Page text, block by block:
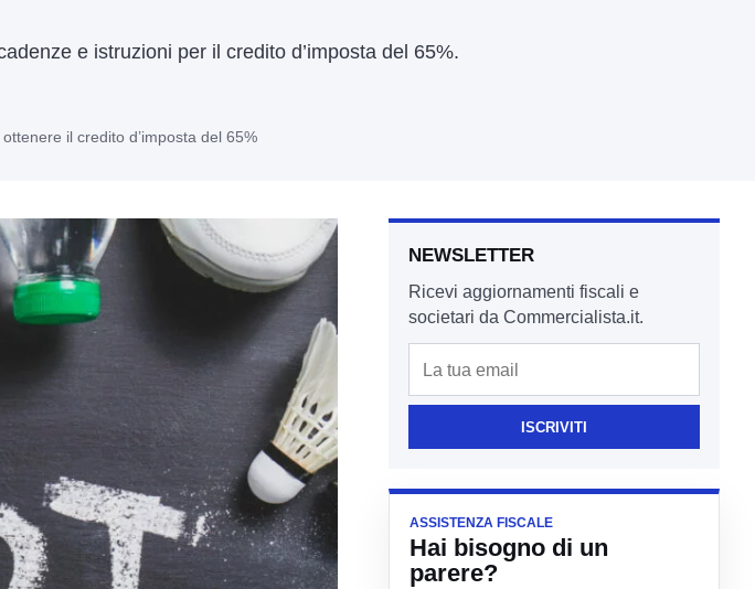
e istruzioni per il credito d’imposta del 65%.
il credito d’imposta del 65%
NEWSLETTER
Ricevi aggiornamenti fiscali e
societari da Commercialista.it.
ISCRIVITI
ASSISTENZA FISCALE
Hai bisogno di un
parere?